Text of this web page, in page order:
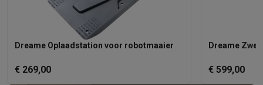
Dreame Oplaadstation voor robotmaaier
€ 269,00
Dreame
€ 599,00